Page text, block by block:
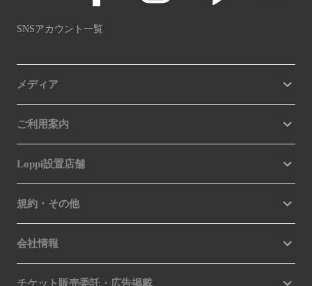
SNSアカウント一覧
メディア
ご利用案内
Loppi設置店舗
規約・その他
会社情報
チケット販売委託・広告掲載